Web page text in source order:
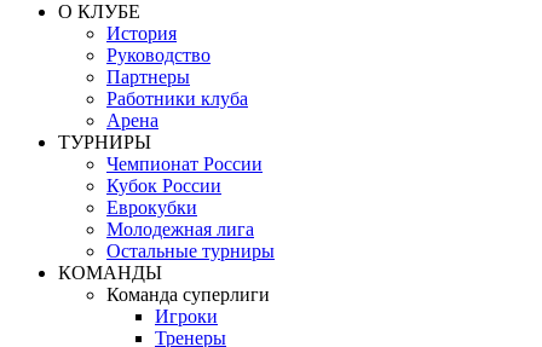
О КЛУБЕ
История
Руководство
Партнеры
Работники клуба
Арена
ТУРНИРЫ
Чемпионат России
Кубок России
Еврокубки
Молодежная лига
Остальные турниры
КОМАНДЫ
Команда суперлиги
Игроки
Тренеры